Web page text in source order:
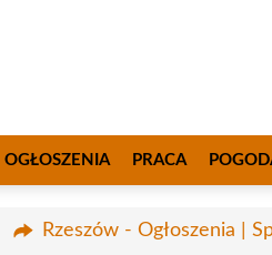
OGŁOSZENIA PRACA
Rzeszów - Ogłoszenia |